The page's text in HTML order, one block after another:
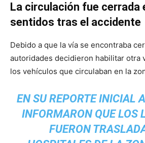
La circulación fue cerrada
sentidos tras el accidente
Debido a que la vía se encontraba
autoridades decidieron habilitar otra
los vehículos que circulaban en la
EN SU REPORTE INICIAL
INFORMARON QUE LOS
FUERON